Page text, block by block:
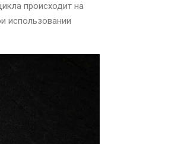
происходит на
использовании